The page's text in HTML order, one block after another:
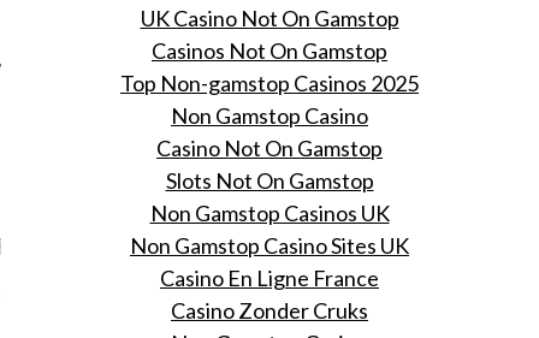
POSTS
FOOD AT - “HOF VAN
BELGIUM”
UK Casino Not On Gamstop
Casinos Not On Gamstop
Top Non-gamstop Casinos 2025
Non Gamstop Casino
Casino Not On Gamstop
Slots Not On Gamstop
Non Gamstop Casinos UK
Non Gamstop Casino Sites UK
Casino En Ligne France
Casino Zonder Cruks